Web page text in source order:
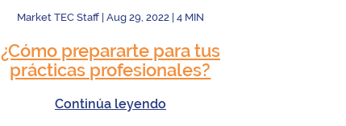
Market TEC Staff Aug 29, 2022 4MIN
¿Cómo prepararte para tus
prácticas profesionales?
Continúa leyendo